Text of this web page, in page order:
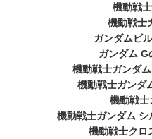
機動戦
機動戦士
ガンダムビ
ガンダム G
機動戦士ガンダ
機動戦士ガンダ
機動戦士
機動戦士ガンダム
機動戦士クロ